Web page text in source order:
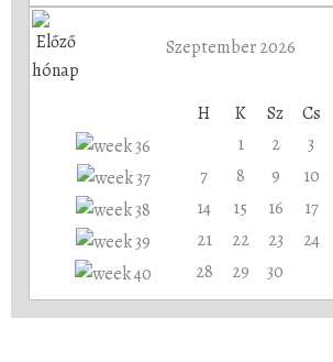
Szeptember 2026
H K Sz Cs
1
2 3
7
8 9 10
14
15 16 17
21
22 23 24
28
29 30